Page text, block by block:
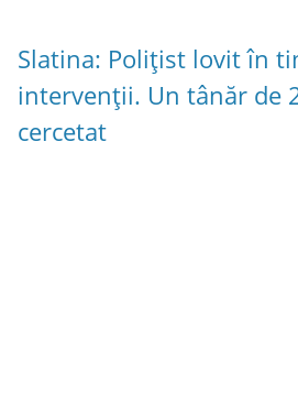
Slatina: Polițist lovit în
intervenții. Un tânăr de
cercetat